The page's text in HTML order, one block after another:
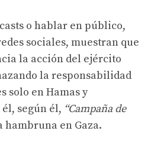
o hablar en público,
sociales, muestran que
la acción del ejército
la responsabilidad
solo en Hamas y
según él, “Campaña de
hambruna en Gaza.